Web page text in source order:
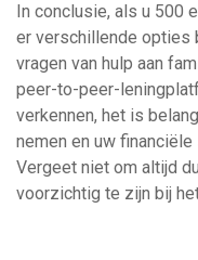
In conclusie, als u 500
er verschillende opties
vragen van hulp aan
peer-to-peer-
verkennen, het is
nemen en uw
Vergeet niet om altijd
voorzichtig te zijn bij